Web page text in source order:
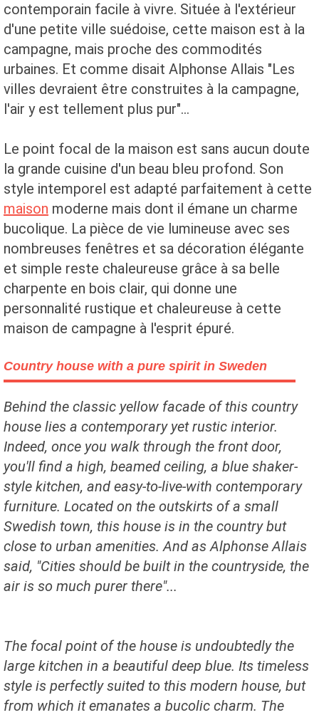
contemporain facile à vivre. Située à l'extérieur
d'une petite ville suédoise, cette maison est à la
campagne, mais proche des commodités
urbaines. Et comme disait Alphonse Allais "Les
villes devraient être construites à la campagne,
l'air y est tellement plus pur"...
Le point focal de la maison est sans aucun doute
la grande cuisine d'un beau bleu profond. Son
style intemporel est adapté parfaitement à cette
maison moderne mais dont il émane un charme
bucolique. La pièce de vie lumineuse avec ses
nombreuses fenêtres et sa décoration élégante
et simple reste chaleureuse grâce à sa belle
charpente en bois clair, qui donne une
personnalité rustique et chaleureuse à cette
maison de campagne à l'esprit épuré.
Country house with a pure spirit in Sweden
Behind the classic yellow facade of this country
house lies a contemporary yet rustic interior.
Indeed, once you walk through the front door,
you'll find a high, beamed ceiling, a blue shaker-
style kitchen, and easy-to-live-with contemporary
furniture. Located on the outskirts of a small
Swedish town, this house is in the country but
close to urban amenities. And as Alphonse Allais
said, "Cities should be built in the countryside, the
air is so much purer there"...
The focal point of the house is undoubtedly the
large kitchen in a beautiful deep blue. Its timeless
style is perfectly suited to this modern house, but
from which it emanates a bucolic charm. The